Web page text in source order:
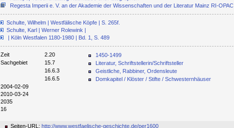
Regesta Imperii e. V. an der Akademie der Wissenschaften und der Literatur Mainz RI-OPAC
Schulte, Wilhelm | Westfälische Köpfe | S. 265f.
Schulte, Karl | Werner Rolewink |
| Köln Westfalen 1180-1980 | Bd. 1, S. 489
Zeit 2.20
1450-1499
Sachgebiet
15.7
Literatur, Schriftstellerin/Schriftsteller
16.6.3
Geistliche, Rabbiner, Ordensleute
16.6.5
Domkapitel / Klöster / Stifte / Schwesternhäuser
2004-02-09
2010-03-24
2035
16
Seiten-URL:http://www.westfaelische-geschichte.de/per1600